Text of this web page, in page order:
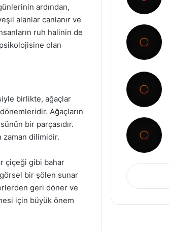
ardından,
alanlar canlanır ve
ruh halinin de
olan
birlikte, ağaçlar
Ağaçların
bir parçasıdır.
zaman dilimidir.
çiçeği gibi bahar
bir şölen sunar
geri döner ve
için büyük önem